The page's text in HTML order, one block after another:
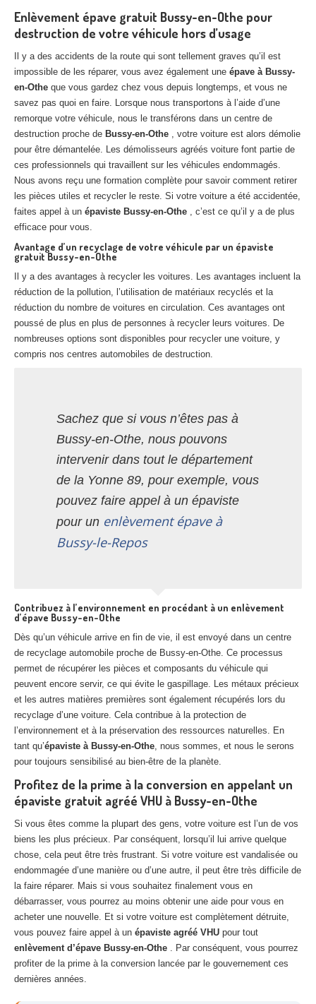
agréé VHU 92 : casse auto avec destruction
Centreagréé VHU 93 : casse auto avec destruction
Centre agréé VHU 94 : casse auto avec destruction
Centre agréé VHU 95 : casse auto avec destruction
DOCUMENTS À JOINDRE
RACHATVÉHICULES
CONTACT
Enlèvement épave gratuit Bussy-en-Othe pour
destruction de votre véhicule hors d’usage
Il y a des accidents de la route qui sont tellement graves qu’il est
impossible de les réparer, vous avez également une épave à Bussy-
en-Othe que vous gardez chez vous depuis longtemps, et vous ne
savez pas quoi en faire. Lorsque nous transportons à l’aide d’une
remorque votre véhicule, nous le transférons dans un centre de
destruction proche de Bussy-en-Othe , votre voiture est alors démolie
pour être démantelée. Les démolisseurs agréés voiture font partie de
ces professionnels qui travaillent sur les véhicules endommagés.
Nous avons reçu une formation complète pour savoir comment retirer
les pièces utiles et recycler le reste. Si votre voiture a été accidentée,
faites appel à un épaviste Bussy-en-Othe , c’est ce qu’il y a de plus
efficace pour vous.
Avantage d’un recyclage de votre véhicule par un épaviste
gratuit Bussy-en-Othe
Il y a des avantages à recycler les voitures. Les avantages incluent la
réduction de la pollution, l’utilisation de matériaux recyclés et la
réduction du nombre de voitures en circulation. Ces avantages ont
poussé de plus en plus de personnes à recycler leurs voitures. De
nombreuses options sont disponibles pour recycler une voiture, y
compris nos centres automobiles de destruction.
Sachez que si vous n’êtes pas à
Bussy-en-Othe, nous pouvons
intervenir dans tout le département
de la Yonne 89, pour exemple, vous
pouvez faire appel à un épaviste
pour un enlèvement épave à
Bussy-le-Repos
Contribuez à l’environnement en procédant à un enlèvement
d’épave Bussy-en-Othe
Dès qu’un véhicule arrive en fin de vie, il est envoyé dans un centre
de recyclage automobile proche de Bussy-en-Othe. Ce processus
permet de récupérer les pièces et composants du véhicule qui
peuvent encore servir, ce qui évite le gaspillage. Les métaux précieux
et les autres matières premières sont également récupérés lors du
recyclage d’une voiture. Cela contribue à la protection de
l’environnement et à la préservation des ressources naturelles. En
tant qu’épaviste à Bussy-en-Othe, nous sommes, et nous le serons
pour toujours sensibilisé au bien-être de la planète.
Profitez de la prime à la conversion en appelant un
épaviste gratuit agréé VHU à Bussy-en-Othe
Si vous êtes comme la plupart des gens, votre voiture est l’un de vos
biens les plus précieux. Par conséquent, lorsqu’il lui arrive quelque
chose, cela peut être très frustrant. Si votre voiture est vandalisée ou
endommagée d’une manière ou d’une autre, il peut être très difficile de
la faire réparer. Mais si vous souhaitez finalement vous en
débarrasser, vous pourrez au moins obtenir une aide pour vous en
acheter une nouvelle. Et si votre voiture est complètement détruite,
vous pouvez faire appel à un épaviste agréé VHU pour tout
enlèvement d’épave Bussy-en-Othe . Par conséquent, vous pourrez
profiter de la prime à la conversion lancée par le gouvernement ces
dernières années.